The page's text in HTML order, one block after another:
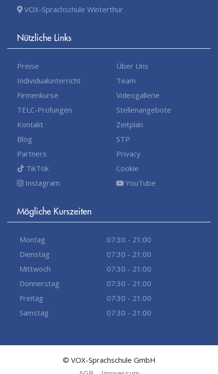
VOX-Sprachschule Winterthur
Nützliche Links
Preise
Individualunterricht
Firmenkurse
TELC-Prüfungen
Kontakt
Blog
Partners
TikTok
Instagram
Über Uns
Team
Videogallerie
Stellenangebote
Zeitplan
STP
Privacy
Cookie
YouTube
Mögliche Kurszeiten
Montag
07:30 - 21:00
Dienstag
07:30 - 21:00
Mittwoch
07:30 - 21:00
Donnerstag
07:30 - 21:00
Freitag
07:30 - 21:00
Samstag
07:30 - 21:00
© VOX-Sprachschule GmbH